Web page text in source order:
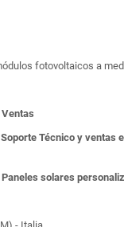
fotovoltaicos a
Técnico y ventas
Paneles solares